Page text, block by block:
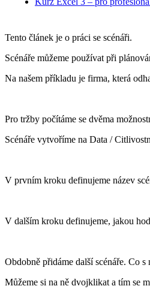
Tento článek je o práci se scénáři.
Scénáře můžeme používat při
Na našem příkladu je firma, která
Pro tržby počítáme se dvěma
Scénáře vytvoříme na Data /
V prvním kroku definujeme název
V dalším kroku definujeme, jakou
Obdobně přidáme další scénáře. Co s
Můžeme si na ně dvojklikat a tím se